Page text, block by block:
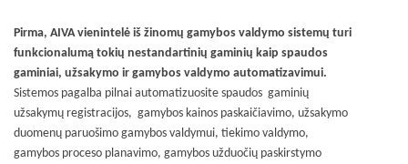
Pirma, AIVA vienintelė iš žinomų gamybos valdymo sistemų turi
funkcionalumą tokių nestandartinių gaminių kaip spaudos
gaminiai, užsakymo ir gamybos valdymo automatizavimui.
Sistemos pagalba pilnai automatizuosite spaudos gaminių
užsakymų registracijos, gamybos kainos paskaičiavimo, užsakymo
duomenų paruošimo gamybos valdymui, tiekimo valdymo,
gamybos proceso planavimo, gamybos užduočių paskirstymo